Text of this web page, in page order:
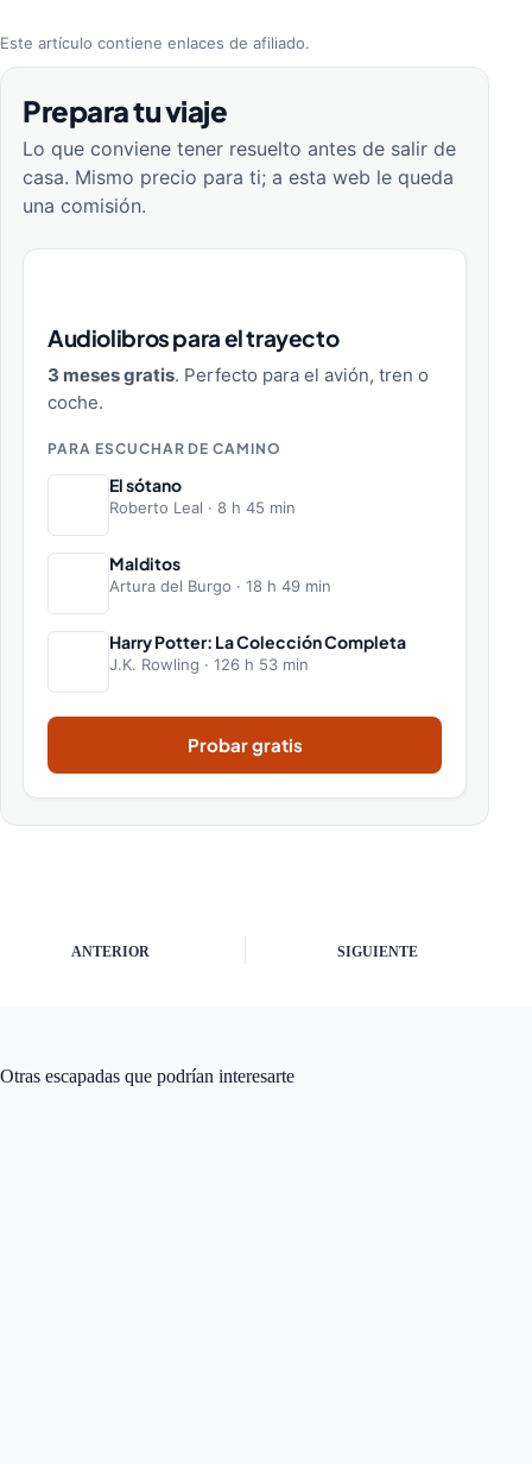
Este artículo contiene enlaces de afiliado.
Prepara tu viaje
Lo que conviene tener resuelto antes de salir de
casa. Mismo precio para ti; a esta web le queda
una comisión.
Audiolibros para el trayecto
3 meses gratis. Perfecto para el avión, tren o
coche.
PARA ESCUCHAR DE CAMINO
El sótano
Roberto Leal · 8 h 45 min
Malditos
Artura del Burgo · 18 h 49 min
Harry Potter: La Colección Completa
J.K. Rowling · 126 h 53 min
Probar gratis
ANTERIOR SIGUIENTE
Otras escapadas que podrían interesarte